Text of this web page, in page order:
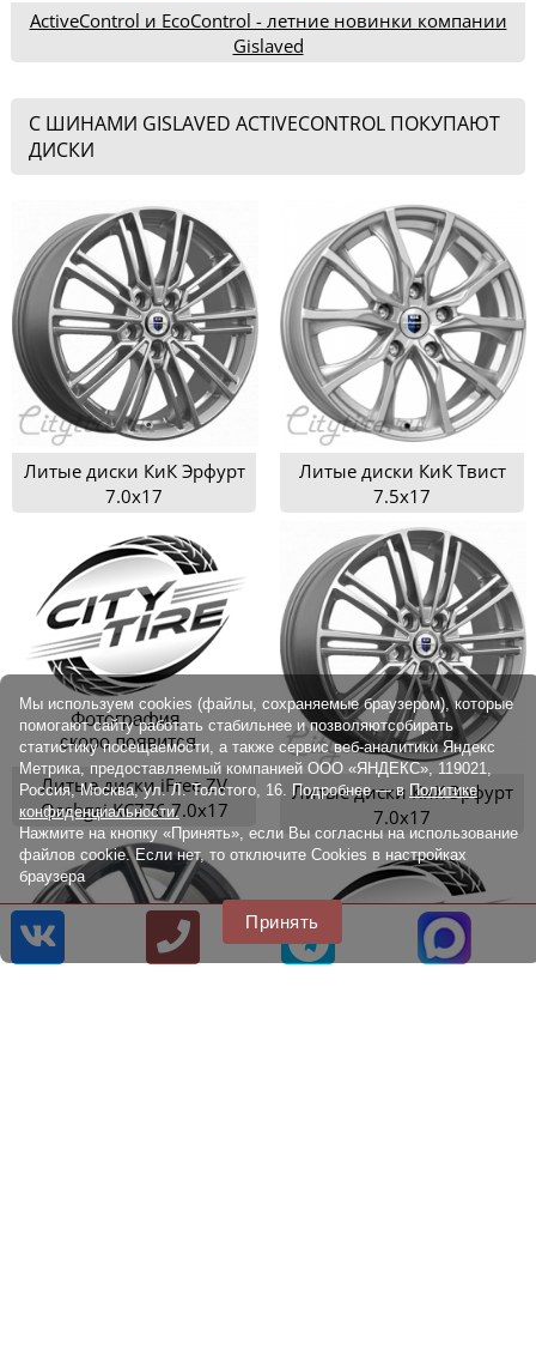
ActiveControl и EcoControl - летние новинки компании
Gislaved
С ШИНАМИ GISLAVED ACTIVECONTROL ПОКУПАЮТ
ДИСКИ
Литые диски КиК Эрфурт
7.0x17
Литые диски КиК Твист
7.5x17
Литые диски iFree ZV
Qashgai KC776 7.0x17
Литые диски КиК Эрфурт
7.0x17
Мы используем cookies (файлы, сохраняемые браузером), которые
помогают сайту работать стабильнее и позволяютсобирать
статистику посещаемости, а также сервис веб-аналитики Яндекс
Метрика, предоставляемый компанией ООО «ЯНДЕКС», 119021,
Россия, Москва, ул. Л. Толстого, 16. Подробнее — в Политике
конфиденциальности.
Нажмите на кнопку «Принять», если Вы согласны на использование
файлов cookie. Если нет, то отключите Cookies в настройках
браузера
Принять